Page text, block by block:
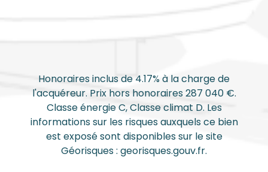
Honoraires inclus de 4.17% à la charge de
l'acquéreur. Prix hors honoraires 287 040 €.
Classe énergie C, Classe climat D. Les
informations sur les risques auxquels ce bien
est exposé sont disponibles sur le site
Géorisques : georisques.gouv.fr.